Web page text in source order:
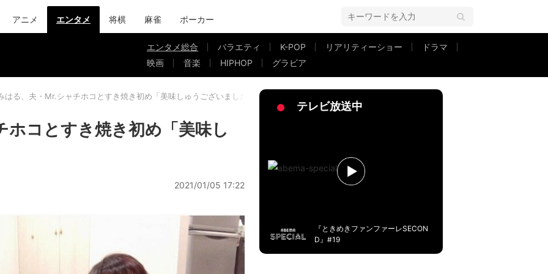
アニメ エンタメ 将棋 麻雀 ポーカー
エンタメ総合 バラエティ K-POP リアリティーショー
ドラマ
映画
音楽 HIPHOP グラビア
はる、夫・Mr.シャチホコとすき焼き初め「美味しゅうございました」
コとすき焼き初め「美味し
2021/01/05 17:22
テレビ放送中
『ときめきファンファーレSECON
D』#19